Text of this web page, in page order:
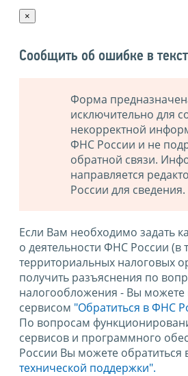
×
Сообщить об ошибке в
Форма
исключительно для
некорректной
ФНС России и не
обратной связи.
направляется
России для сведения.
Если Вам необходимо задать
о деятельности ФНС России (в
территориальных налоговых
получить разъяснения по
налогообложения - Вы можете
сервисом "Обратиться в ФНС
По вопросам
сервисов и программного
России Вы можете обратиться
технической поддержки".